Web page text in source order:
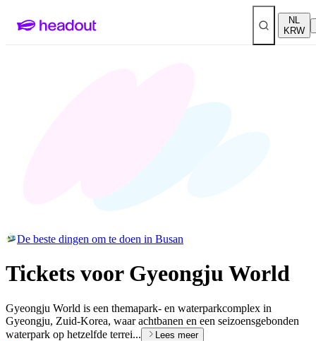
NL
KRW
De beste dingen om te doen in Busan
Tickets voor Gyeongju World
Gyeongju World is een themapark- en waterparkcomplex in
Gyeongju, Zuid-Korea, waar achtbanen en een seizoensgebonden
waterpark op hetzelfde terrei...
Lees meer